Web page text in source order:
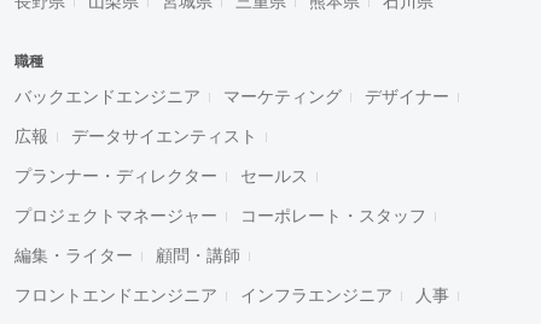
職種
バックエンドエンジニア マーケティング デザイナー
広報 データサイエンティスト
プランナー・ディレクター セールス
プロジェクトマネージャー コーポレート・スタッフ
編集・ライター 顧問・講師
フロントエンドエンジニア インフラエンジニア 人事